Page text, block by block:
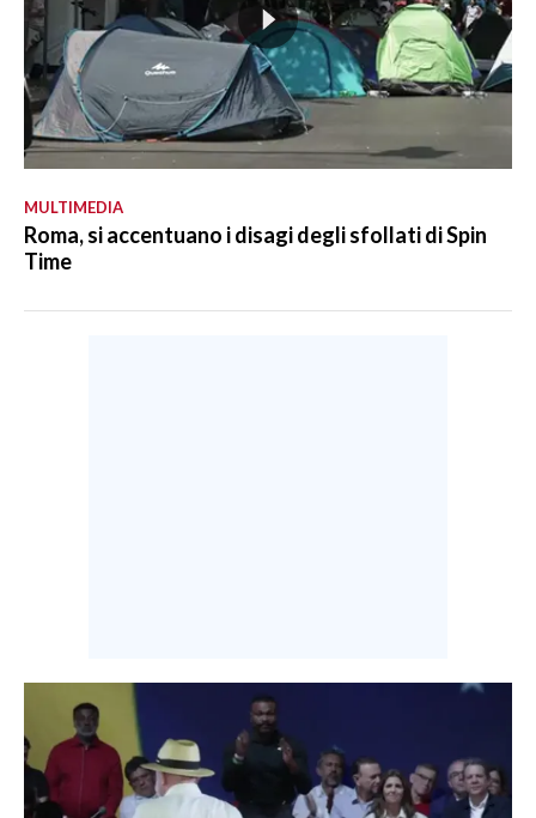
MULTIMEDIA
Roma, si accentuano i disagi degli sfollati di Spin
Time